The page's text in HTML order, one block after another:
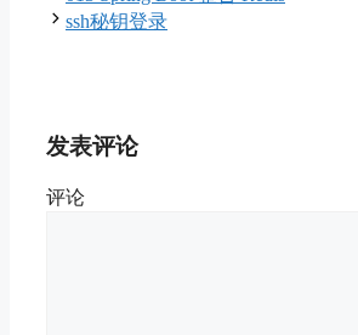
ssh秘钥登录
发表评论
评论